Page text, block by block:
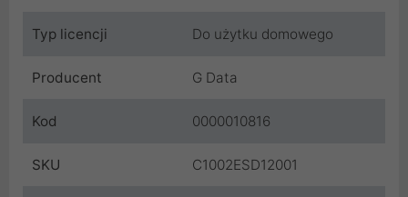
Typ licencji Do użytku domowego
Producent G Data
Kod 0000010816
SKU C1002ESD12001